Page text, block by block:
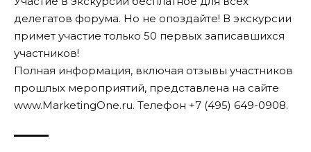
делегатов форума. Но не опоздайте! В экскурсии
примет участие только 50 первых записавшихся
участников!
Полная информация, включая отзывы участников
прошлых мероприятий, представлена на сайте
www.MarketingOne.ru. Телефон +7 (495) 649-0908.